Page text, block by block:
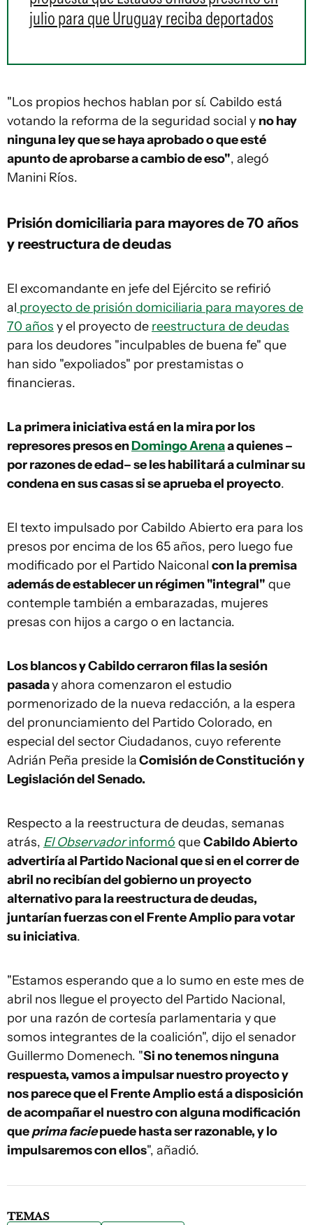
julio para que Uruguay reciba deportados
"Los propios hechos hablan por sí. Cabildo está
votando la reforma de la seguridad social y no hay
ninguna ley que se haya aprobado o que esté
apunto de aprobarse a cambio de eso", alegó
Manini Ríos.
Prisión domiciliaria para mayores de 70 años
y reestructura de deudas
El excomandante en jefe del Ejército se refirió
al proyecto de prisión domiciliaria para mayores de
70 años y el proyecto de reestructura de deudas
para los deudores "inculpables de buena fe" que
han sido "expoliados" por prestamistas o
financieras.
La primera iniciativa está en la mira por los
represores presos enDomingo Arenaa quienes –
por razones de edad– se les habilitará a culminar su
condena en sus casas si se aprueba el proyecto.
El texto impulsado por Cabildo Abierto era para los
presos por encima de los 65 años, pero luego fue
modificado por el Partido Naiconal con la premisa
además de establecer un régimen "integral" que
contemple también a embarazadas, mujeres
presas con hijos a cargo o en lactancia.
Los blancos y Cabildo cerraron filas la sesión
pasaday ahora comenzaron el estudio
pormenorizado de la nueva redacción, a la espera
del pronunciamiento del Partido Colorado, en
especial del sector Ciudadanos, cuyo referente
Adrián Peña preside laComisión de Constitución y
Legislación del Senado.
Respecto a la reestructura de deudas, semanas
atrás, El Observadorinformó queCabildo Abierto
advertiría al Partido Nacional que si en el correr de
abril no recibían del gobierno un proyecto
alternativo para la reestructura de deudas,
juntarían fuerzas con el Frente Amplio para votar
su iniciativa.
"Estamos esperando que a lo sumo en este mes de
abril nos llegue el proyecto del Partido Nacional,
por una razón de cortesía parlamentaria y que
somos integrantes de la coalición", dijo el senador
Guillermo Domenech. "Si no tenemos ninguna
respuesta, vamos a impulsar nuestro proyecto y
nos parece que el Frente Amplio está a disposición
de acompañar el nuestro con alguna modificación
queprima faciepuede hasta ser razonable, y lo
impulsaremos con ellos", añadió.
TEMAS